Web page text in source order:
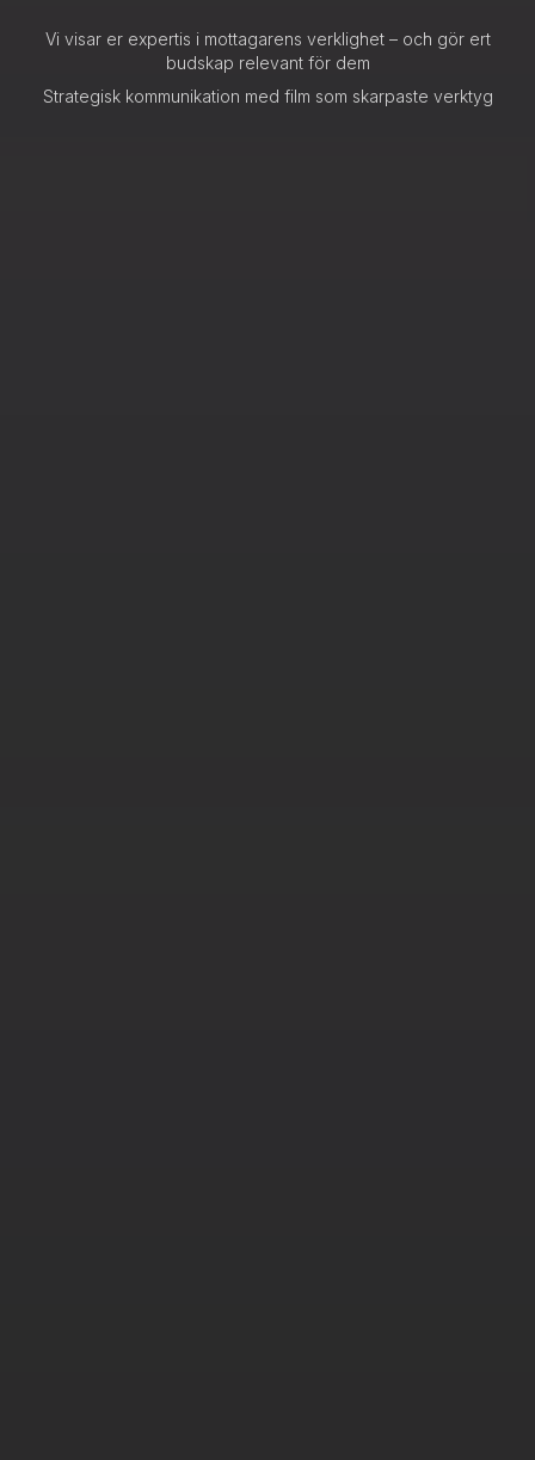
Vi visar er expertis i mottagarens verklighet – och gör ert
budskap relevant för dem
Strategisk kommunikation med film som skarpaste verktyg